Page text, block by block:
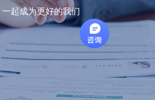
一起成为更好的我们